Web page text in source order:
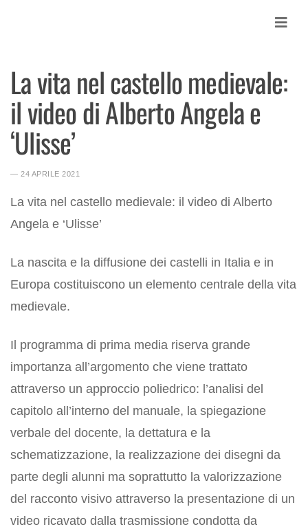
Contatti
News
Accedi MY
Cerca
La vita nel castello medievale:
il video di Alberto Angela e
‘Ulisse’
― 24 APRILE 2021
La vita nel castello medievale: il video di Alberto
Angela e ‘Ulisse’
La nascita e la diffusione dei castelli in Italia e in
Europa costituiscono un elemento centrale della vita
medievale.
Il programma di prima media riserva grande
importanza all’argomento che viene trattato
attraverso un approccio poliedrico: l’analisi del
capitolo all’interno del manuale, la spiegazione
verbale del docente, la dettatura e la
schematizzazione, la realizzazione dei disegni da
parte degli alunni ma soprattutto la valorizzazione
del racconto visivo attraverso la presentazione di un
video ricavato dalla trasmissione condotta da